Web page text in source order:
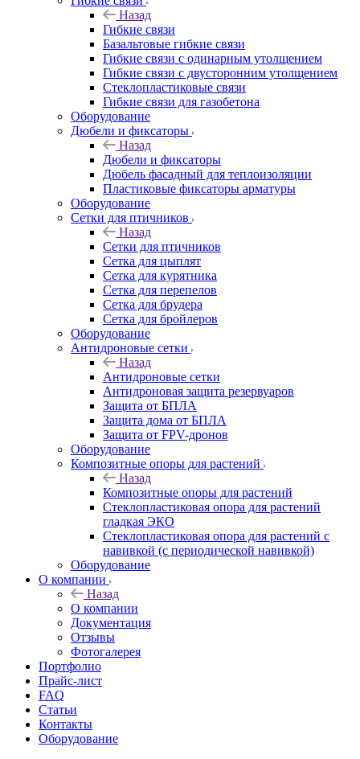
Назад
Гибкие связи
Базальтовые гибкие связи
Гибкие связи с одинарным утолщением
Гибкие связи с двусторонним утолщением
Стеклопластиковые связи
Гибкие связи для газобетона
Оборудование
Дюбели и фиксаторы
Назад
Дюбели и фиксаторы
Дюбель фасадный для теплоизоляции
Пластиковые фиксаторы арматуры
Оборудование
Сетки для птичников
Назад
Сетки для птичников
Сетка для цыплят
Сетка для курятника
Сетка для перепелов
Сетка для брудера
Сетка для бройлеров
Оборудование
Антидроновые сетки
Назад
Антидроновые сетки
Антидроновая защита резервуаров
Защита от БПЛА
Защита дома от БПЛА
Защита от FPV-дронов
Оборудование
Композитные опоры для растений
Назад
Композитные опоры для растений
Стеклопластиковая опора для растений
гладкая ЭКО
Стеклопластиковая опора для растений с
навивкой (с периодической навивкой)
Оборудование
О компании
Назад
О компании
Документация
Отзывы
Фотогалерея
Портфолио
Прайс-лист
FAQ
Статьи
Контакты
Оборудование